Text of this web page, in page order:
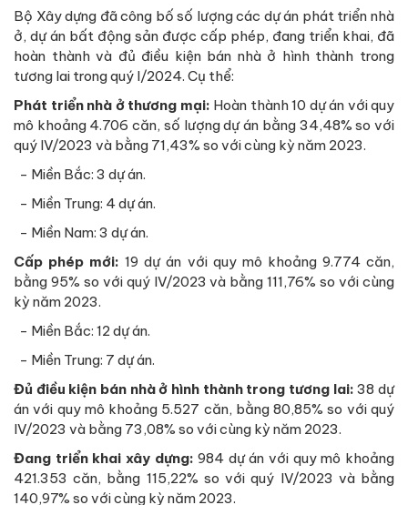
Bộ Xây dựng đã công bố số lượng các dự án phát triển nhà
ở, dự án bất động sản được cấp phép, đang triển khai, đã
hoàn thành và đủ điều kiện bán nhà ở hình thành trong
tương lai trong quý I/2024. Cụ thể:
Phát triển nhà ở thương mại: Hoàn thành 10 dự án với quy
mô khoảng 4.706 căn, số lượng dự án bằng 34,48% so với
quý IV/2023 và bằng 71,43% so với cùng kỳ năm 2023.
- Miền Bắc: 3 dự án.
- Miền Trung: 4 dự án.
- Miền Nam: 3 dự án.
Cấp phép mới: 19 dự án với quy mô khoảng 9.774 căn,
bằng 95% so với quý IV/2023 và bằng 111,76% so với cùng
kỳ năm 2023.
- Miền Bắc: 12 dự án.
- Miền Trung: 7 dự án.
Đủ điều kiện bán nhà ở hình thành trong tương lai: 38 dự
án với quy mô khoảng 5.527 căn, bằng 80,85% so với quý
IV/2023 và bằng 73,08% so với cùng kỳ năm 2023.
Đang triển khai xây dựng: 984 dự án với quy mô khoảng
421.353 căn, bằng 115,22% so với quý IV/2023 và bằng
140,97% so với cùng kỳ năm 2023.